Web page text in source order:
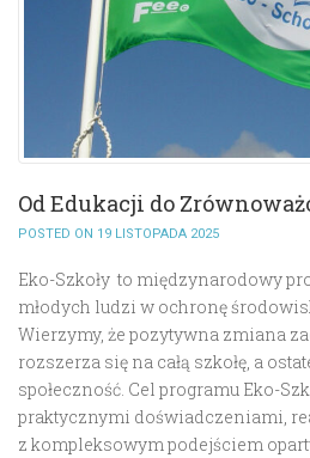
Od Edukacji do
POSTED ON 19 LISTOPADA 2025
Eko-Szkoły to międzynarodowy
młodych ludzi w ochronę
Wierzymy, że pozytywna zmiana
rozszerza się na całą szkołę, a
społeczność. Cel programu Eko-
praktycznymi doświadczeniami,
z kompleksowym podejściem